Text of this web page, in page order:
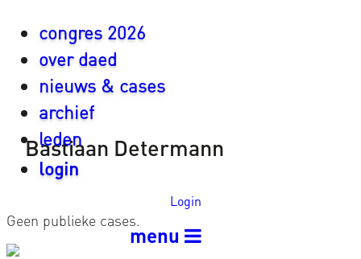
congres 2026
over daed
nieuws & cases
archief
leden
login
Login
menu
Bastiaan Determann
Geen publieke cases.